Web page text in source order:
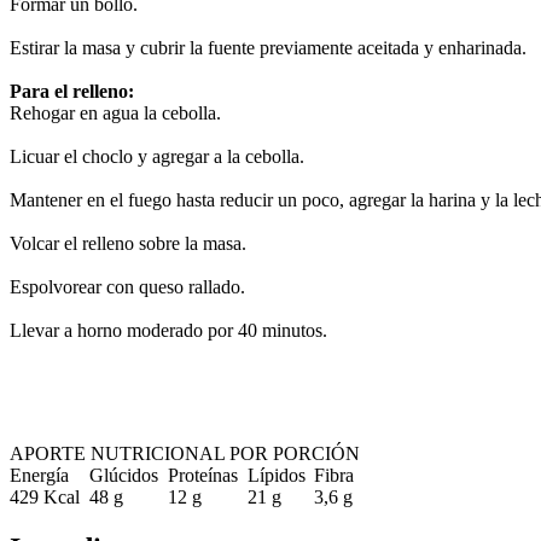
Formar un bollo.
Estirar la masa y cubrir la fuente previamente aceitada y enharinada.
Para el relleno:
Rehogar en agua la cebolla.
Licuar el choclo y agregar a la cebolla.
Mantener en el fuego hasta reducir un poco, agregar la harina y la
Volcar el relleno sobre la masa.
Espolvorear con queso rallado.
Llevar a horno moderado por 40 minutos.
APORTE NUTRICIONAL POR PORCIÓN
Energía
Glúcidos Proteínas Lípidos Fibra
429 Kcal 48 g 12 g 21 g 3,6 g